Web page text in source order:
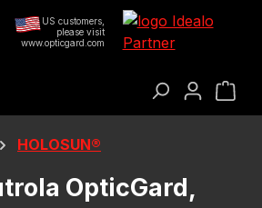
US customers,
please visit
www.opticgard.com
HOLOSUN®
OpticGard,